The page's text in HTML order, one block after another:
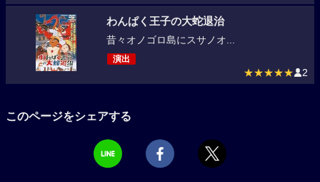
わんぱく王子の大蛇退治
昔々オノゴロ島にスサノオ...
演出
★★★★★ 2
このページをシェアする